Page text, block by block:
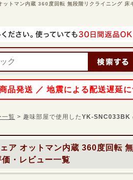
ットマン内蔵 360度回転 無段階リクライニング
品発送 ／ 地震による配送遅延
一覧 > 趣味部屋で使用したYK-SNC033BK
ア オットマン内蔵 360度回転
価・レビュー一覧